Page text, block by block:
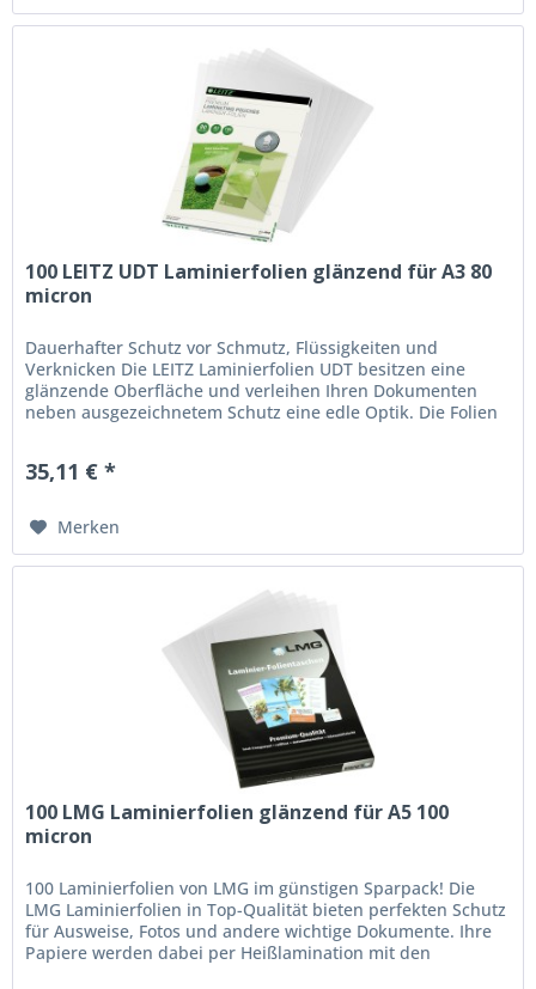
100 LEITZ UDT Laminierfolien glänzend für A3 80
micron
Dauerhafter Schutz vor Schmutz, Flüssigkeiten und
Verknicken Die LEITZ Laminierfolien UDT besitzen eine
glänzende Oberfläche und verleihen Ihren Dokumenten
neben ausgezeichnetem Schutz eine edle Optik. Die Folien
35,11 € *
Merken
100 LMG Laminierfolien glänzend für A5 100
micron
100 Laminierfolien von LMG im günstigen Sparpack! Die
LMG Laminierfolien in Top-Qualität bieten perfekten Schutz
für Ausweise, Fotos und andere wichtige Dokumente. Ihre
Papiere werden dabei per Heißlamination mit den